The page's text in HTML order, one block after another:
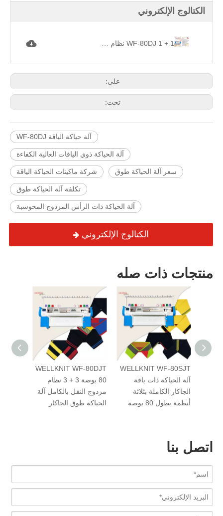
الكتالوج الإلكتروني
على:
تحت:
آلة حياكة الياقة WF-80DJ
آلة الحياكة ذوي الياقات العالية الكفاءة
شركة ماكينات الحياكة الياقة سعر آلة الحياكة طوق
تكلفة آلة الحياكة طوق
آلة الحياكة ذات الرأس المزدوج المحوسبة
الكتالوج الإلكتروني
منتجات ذات صله
WELLKNIT WF-80DJT
80 بوصة 3 + 3 نظام
مزدوج النقل بالكامل آلة
الحياكة طوق الجاكار
WELLKNIT WF-80SJT
آلة الحياكة ذات ياقة
الجاكار الكاملة بثلاثة
أنظمة بطول 80 بوصة
اتصل بنا